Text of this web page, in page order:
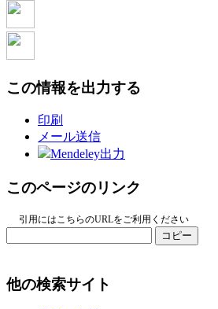
この情報を出力する
印刷
メール送信
Mendeley出力
このページのリンク
引用にはこちらのURLをご利用ください
コピー
他の検索サイト